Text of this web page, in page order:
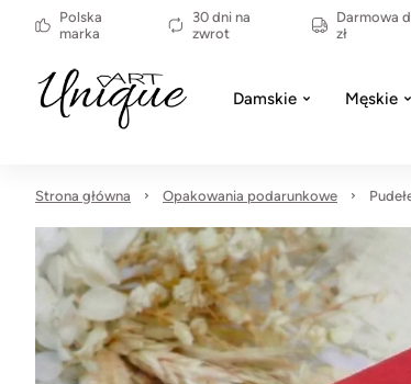
Polska
marka
30 dni na
zwrot
Darmowa
zł
Damskie Męskie
Strona główna Opakowania podarunkowe